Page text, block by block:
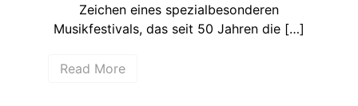
Zeichen eines spezialbesonderen
Musikfestivals, das seit 50 Jahren die […]
Read More